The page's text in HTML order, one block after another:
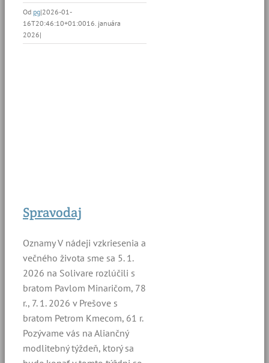
Od pg|2026-01-
16T20:46:10+01:0016. januára
2026|
Spravodaj
Oznamy V nádeji vzkriesenia a
večného života sme sa 5. 1.
2026 na Solivare rozlúčili s
bratom Pavlom Minaričom, 78
r., 7. 1. 2026 v Prešove s
bratom Petrom Kmecom, 61 r.
Pozývame vás na Aliančný
modlitebný týždeň, ktorý sa